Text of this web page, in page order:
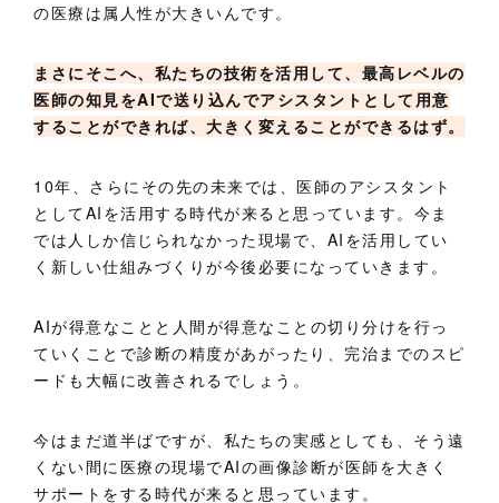
の医療は属人性が大きいんです。
まさにそこへ、私たちの技術を活用して、最高レベルの
医師の知見をAIで送り込んでアシスタントとして用意
することができれば、大きく変えることができるはず。
10年、さらにその先の未来では、医師のアシスタント
としてAIを活用する時代が来ると思っています。今ま
では人しか信じられなかった現場で、AIを活用してい
く新しい仕組みづくりが今後必要になっていきます。
AIが得意なことと人間が得意なことの切り分けを行っ
ていくことで診断の精度があがったり、完治までのスピ
ードも大幅に改善されるでしょう。
今はまだ道半ばですが、私たちの実感としても、そう遠
くない間に医療の現場でAIの画像診断が医師を大きく
サポートをする時代が来ると思っています。